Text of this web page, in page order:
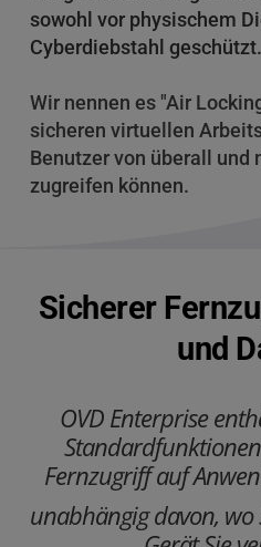
sowohl vor physischem
Cyberdiebstahl geschützt.
Wir nennen es "Air
sicheren virtuellen
Benutzer von überall und
zugreifen können.
Sicherer
und
OVD Enterprise
Fernzugriff auf
unabhängig davon, wo